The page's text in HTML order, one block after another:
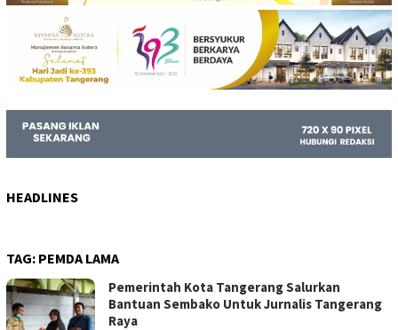
HEADLINES
TAG: PEMDA LAMA
Pemerintah Kota Tangerang Salurkan
Bantuan Sembako Untuk Jurnalis Tangerang
Raya